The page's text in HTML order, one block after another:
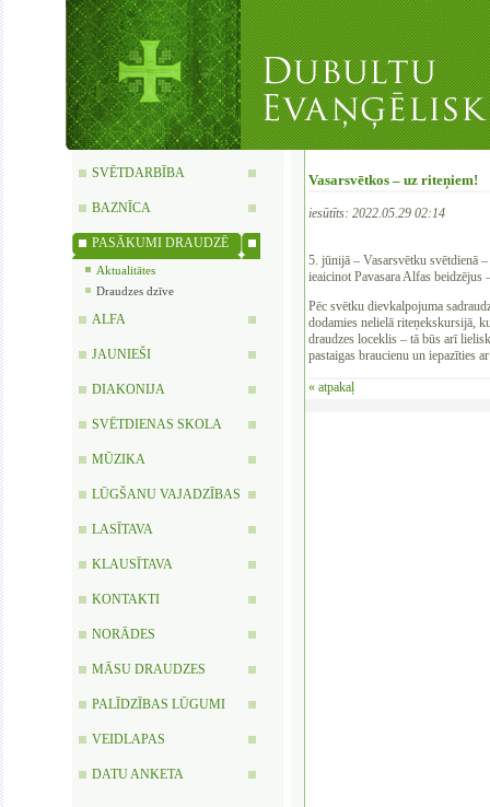
SVĒTDARBĪBA
BAZNĪCA
PASĀKUMI DRAUDZĒ
Aktualitātes
Draudzes dzīve
ALFA
JAUNIEŠI
DIAKONIJA
SVĒTDIENAS SKOLA
MŪZIKA
LŪGŠANU VAJADZĪBAS
LASĪTAVA
KLAUSĪTAVA
KONTAKTI
NORĀDES
MĀSU DRAUDZES
PALĪDZĪBAS LŪGUMI
VEIDLAPAS
DATU ANKETA
Vasarsvētkos – uz riteņiem!
iesūtīts: 2022.05.29 02:14
5. jūnijā – Vasarsvētku svētdienā
ieaicinot Pavasara Alfas beidzējus
Pēc svētku dievkalpojuma
dodamies nelielā riteņekskursijā,
draudzes loceklis – tā būs arī
pastaigas braucienu un iepazīties
« atpakaļ